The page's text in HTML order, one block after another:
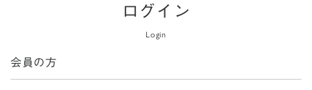
ログイン
Login
会員の方